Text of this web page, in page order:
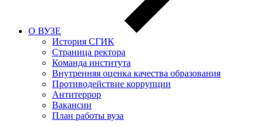
О ВУЗЕ
История СГИК
Страница ректора
Команда института
Внутренняя оценка качества образования
Противодействие коррупции
Антитеррор
Вакансии
План работы вуза